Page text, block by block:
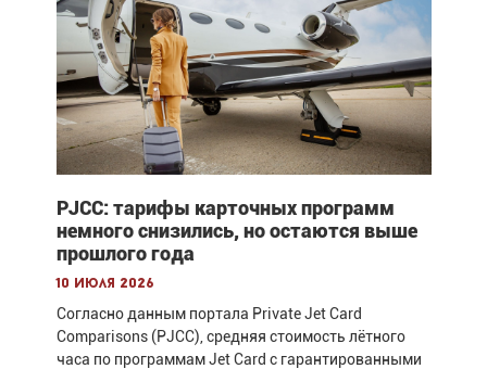
PJCC: тарифы карточных программ
немного снизились, но остаются выше
прошлого года
10 июля 2026
Согласно данным портала Private Jet Card
Comparisons (PJCC), средняя стоимость лётного
часа по программам Jet Card с гарантированными